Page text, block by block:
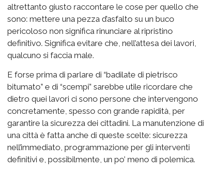
altrettanto giusto raccontare le cose per quello che
sono: mettere una pezza d’asfalto su un buco
pericoloso non significa rinunciare al ripristino
definitivo. Significa evitare che, nell’attesa dei lavori,
qualcuno si faccia male.
E forse prima di parlare di “badilate di pietrisco
bitumato” e di “scempi” sarebbe utile ricordare che
dietro quei lavori ci sono persone che intervengono
concretamente, spesso con grande rapidità, per
garantire la sicurezza dei cittadini. La manutenzione di
una città è fatta anche di queste scelte: sicurezza
nell’immediato, programmazione per gli interventi
definitivi e, possibilmente, un po’ meno di polemica.